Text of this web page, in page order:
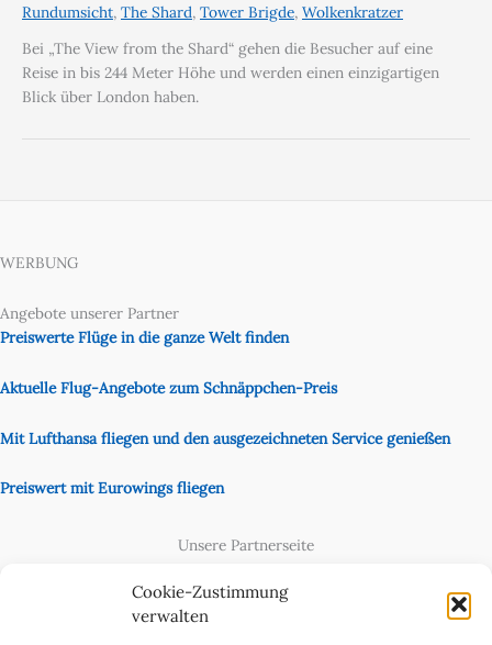
Cookie-Zustimmung
verwalten
Rundumsicht, The Shard, Tower Brigde, Wolkenkratzer
Bei „The View from the Shard“ gehen die Besucher auf eine
Reise in bis 244 Meter Höhe und werden einen einzigartigen
Blick über London haben.
WERBUNG
Angebote unserer Partner
Preiswerte Flüge in die ganze Welt finden
Aktuelle Flug-Angebote zum Schnäppchen-Preis
Mit Lufthansa fliegen und den ausgezeichneten Service genießen
Preiswert mit Eurowings fliegen
Unsere Partnerseite